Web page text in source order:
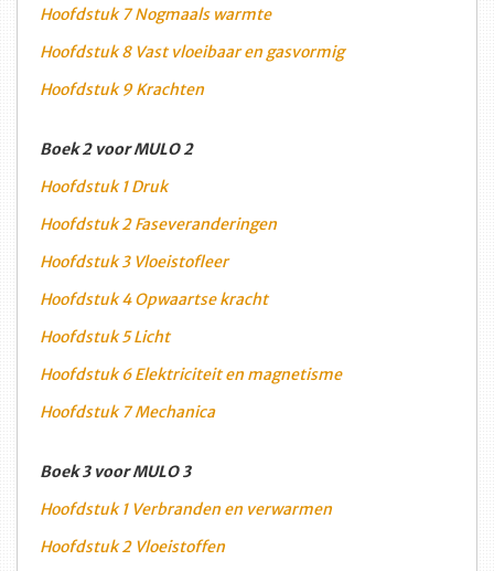
Hoofdstuk 7 Nogmaals warmte
Hoofdstuk 8 Vast vloeibaar en gasvormig
Hoofdstuk 9 Krachten
Boek 2 voor MULO 2
Hoofdstuk 1 Druk
Hoofdstuk 2 Faseveranderingen
Hoofdstuk 3 Vloeistofleer
Hoofdstuk 4 Opwaartse kracht
Hoofdstuk 5 Licht
Hoofdstuk 6 Elektriciteit en magnetisme
Hoofdstuk 7 Mechanica
Boek 3 voor MULO 3
Hoofdstuk 1 Verbranden en verwarmen
Hoofdstuk 2 Vloeistoffen